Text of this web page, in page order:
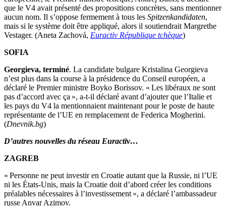
que le V4 avait présenté des propositions concrètes, sans mentionner
aucun nom. Il s’oppose fermement à tous les Spitzenkandidaten,
mais si le système doit être appliqué, alors il soutiendrait Margrethe
Vestager. (Aneta Zachová, Euractiv République tchèque)
SOFIA
Georgieva, terminé. La candidate bulgare Kristalina Georgieva
n’est plus dans la course à la présidence du Conseil européen, a
déclaré le Premier ministre Boyko Borissov. « Les libéraux ne sont
pas d’accord avec ça », a-t-il déclaré avant d’ajouter que l’Italie et
les pays du V4 la mentionnaient maintenant pour le poste de haute
représentante de l’UE en remplacement de Federica Mogherini.
(Dnevnik.bg)
D’autres nouvelles du réseau Euractiv…
ZAGREB
« Personne ne peut investir en Croatie autant que la Russie, ni l’UE
ni les États-Unis, mais la Croatie doit d’abord créer les conditions
préalables nécessaires à l’investissement », a déclaré l’ambassadeur
russe Anvar Azimov.